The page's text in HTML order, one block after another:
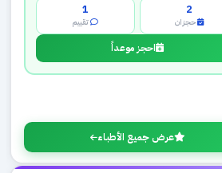
2
حجزان
1
تقييم
احجز موعداً
عرض جميع الأطباء